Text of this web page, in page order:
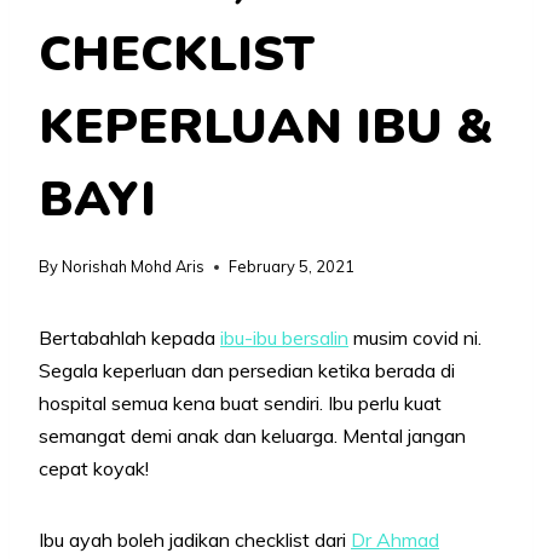
CHECKLIST
KEPERLUAN IBU &
BAYI
ByNorishah Mohd Aris February 5, 2021
Bertabahlah kepada ibu-ibu bersalin musim covid ni.
Segala keperluan dan persedian ketika berada di
hospital semua kena buat sendiri. Ibu perlu kuat
semangat demi anak dan keluarga. Mental jangan
cepat koyak!
Ibu ayah boleh jadikan checklist dari Dr Ahmad